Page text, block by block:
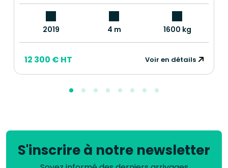
2019 4 m 1600 kg
12 300 € HT Voir en détails
S'inscrire à notre newsletter